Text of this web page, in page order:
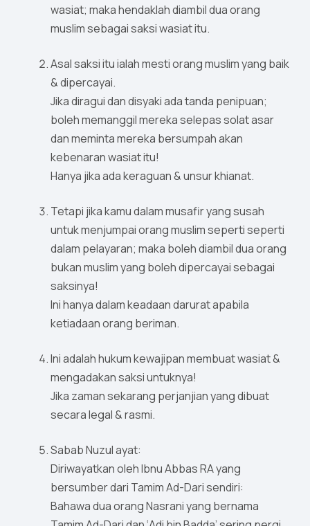
wasiat; maka hendaklah diambil dua orang
muslim sebagai saksi wasiat itu.
Asal saksi itu ialah mesti orang muslim yang baik
& dipercayai.
Jika diragui dan disyaki ada tanda penipuan;
boleh memanggil mereka selepas solat asar
dan meminta mereka bersumpah akan
kebenaran wasiat itu!
Hanya jika ada keraguan & unsur khianat.
Tetapi jika kamu dalam musafir yang susah
untuk menjumpai orang muslim seperti seperti
dalam pelayaran; maka boleh diambil dua orang
bukan muslim yang boleh dipercayai sebagai
saksinya!
Ini hanya dalam keadaan darurat apabila
ketiadaan orang beriman.
Ini adalah hukum kewajipan membuat wasiat &
mengadakan saksi untuknya!
Jika zaman sekarang perjanjian yang dibuat
secara legal & rasmi.
Sabab Nuzul ayat:
Diriwayatkan oleh Ibnu Abbas RA yang
bersumber dari Tamim Ad-Dari sendiri:
Bahawa dua orang Nasrani yang bernama